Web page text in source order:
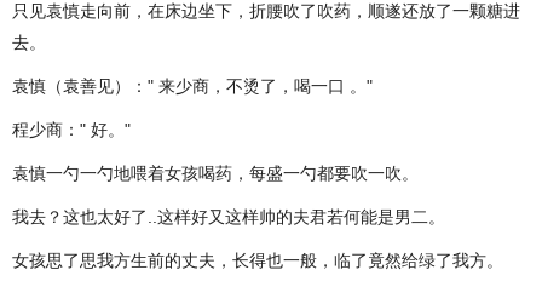
只见袁慎走向前，在床边坐下，折腰吹了吹药，顺遂还放了一颗糖进
去。
袁慎（袁善见）：" 来少商，不烫了，喝一口 。"
程少商：" 好。"
袁慎一勺一勺地喂着女孩喝药，每盛一勺都要吹一吹。
我去？这也太好了..这样好又这样帅的夫君若何能是男二。
女孩思了思我方生前的丈夫，长得也一般，临了竟然给绿了我方。